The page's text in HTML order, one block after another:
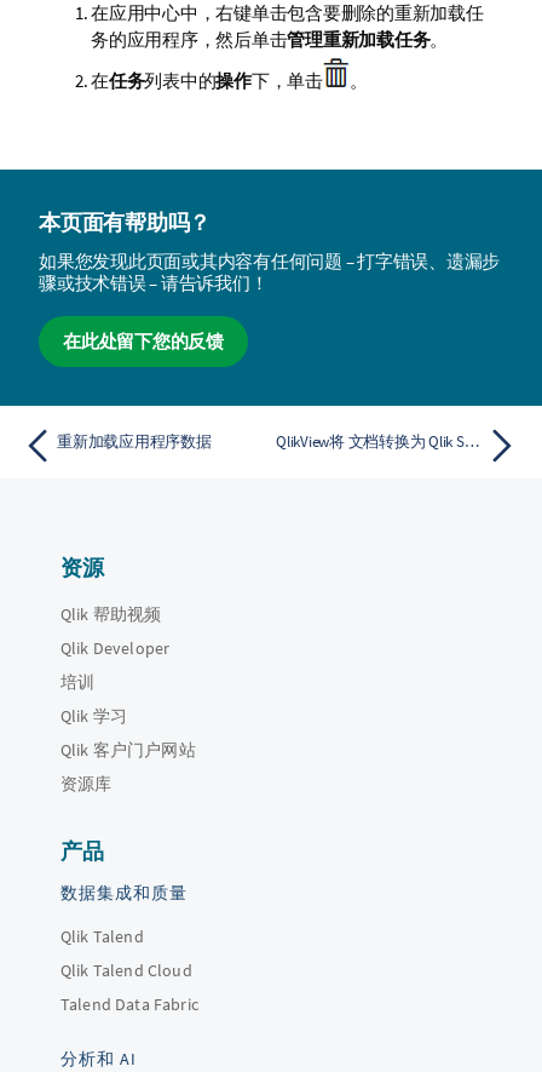
在应用中心中，右键单击包含要删除的重新加载任
务的应用程序，然后单击管理重新加载任务。
在任务列表中的操作下，单击 。
本页面有帮助吗？
如果您发现此页面或其内容有任何问题 – 打字错误、遗漏步
骤或技术错误 – 请告诉我们！
在此处留下您的反馈
重新加载应用程序数据 QlikView将 文档转换为 Qlik Sense 应用程序
资源
Qlik 帮助视频
Qlik Developer
培训
Qlik 学习
Qlik 客户门户网站
资源库
产品
数据集成和质量
Qlik Talend
Qlik Talend Cloud
Talend Data Fabric
分析和 AI